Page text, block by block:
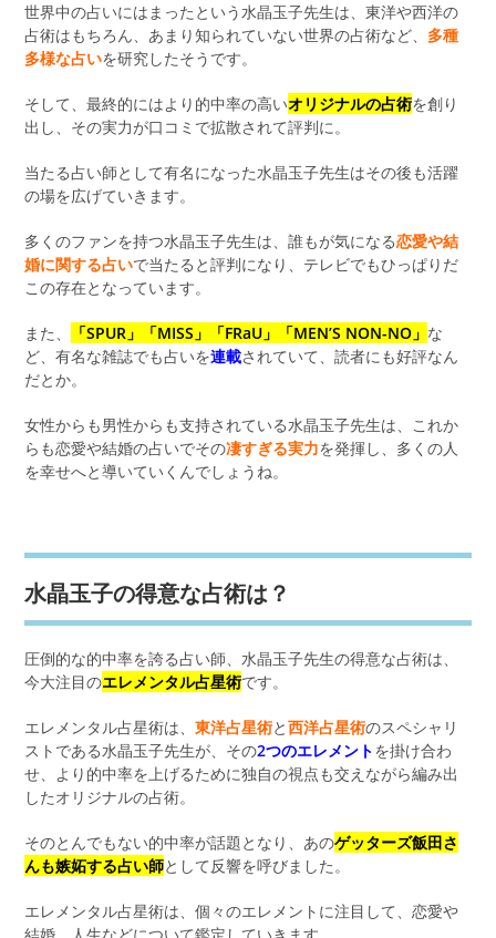
世界中の占いにはまったという水晶玉子先生は、東洋や西洋の
占術はもちろん、あまり知られていない世界の占術など、 多種
多様な占いを研究したそうです。
そして、最終的にはより的中率の高いオリジナルの占術を創り
出し、その実力が口コミで拡散されて評判に。
当たる占い師として有名になった水晶玉子先生はその後も活躍
の場を広げていきます。
多くのファンを持つ水晶玉子先生は、誰もが気になる恋愛や結
婚に関する占いで当たると評判になり、テレビでもひっぱりだ
この存在となっています。
また、 「SPUR」「MISS」「FRaU」「MEN’S NON-NO」 な
ど、有名な雑誌でも占いを連載されていて、読者にも好評なん
だとか。
女性からも男性からも支持されている水晶玉子先生は、これか
らも恋愛や結婚の占いでその凄すぎる実力を発揮し、多くの人
を幸せへと導いていくんでしょうね。
水晶玉子の得意な占術は？
圧倒的な的中率を誇る占い師、水晶玉子先生の得意な占術は、
今大注目のエレメンタル占星術です。
エレメンタル占星術は、東洋占星術と西洋占星術のスペシャリ
ストである水晶玉子先生が、その2つのエレメントを掛け合わ
せ、より的中率を上げるために独自の視点も交えながら編み出
したオリジナルの占術。
そのとんでもない的中率が話題となり、あのゲッターズ飯田さ
んも嫉妬する占い師として反響を呼びました。
エレメンタル占星術は、個々のエレメントに注目して、恋愛や